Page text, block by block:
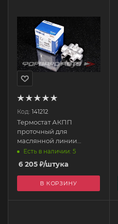
Код: 141212
Термостат АКПП
проточный для
маслянной линии
открытие 75 °С TO 9 75
Есть в наличии: 5
6 205 ₽/штука
В КОРЗИНУ